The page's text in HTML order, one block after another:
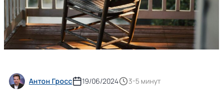
Антон Гросс 19/06/2024 3-5 минут